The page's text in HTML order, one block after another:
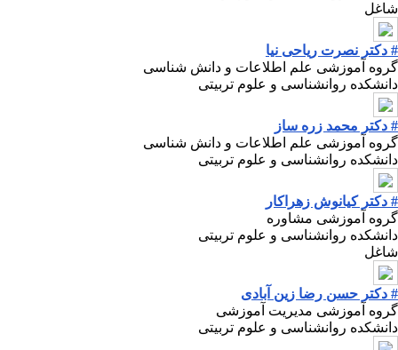
شاغل
# دکتر نصرت ریاحی نیا
گروه آموزشی علم اطلاعات و دانش شناسی
دانشکده روانشناسی و علوم تربیتی
# دکتر محمد زره ساز
گروه آموزشی علم اطلاعات و دانش شناسی
دانشکده روانشناسی و علوم تربیتی
# دکتر کیانوش زهراکار
گروه آموزشی مشاوره
دانشکده روانشناسی و علوم تربیتی
شاغل
# دکتر حسن رضا زین آبادی
گروه آموزشی مدیریت آموزشی
دانشکده روانشناسی و علوم تربیتی